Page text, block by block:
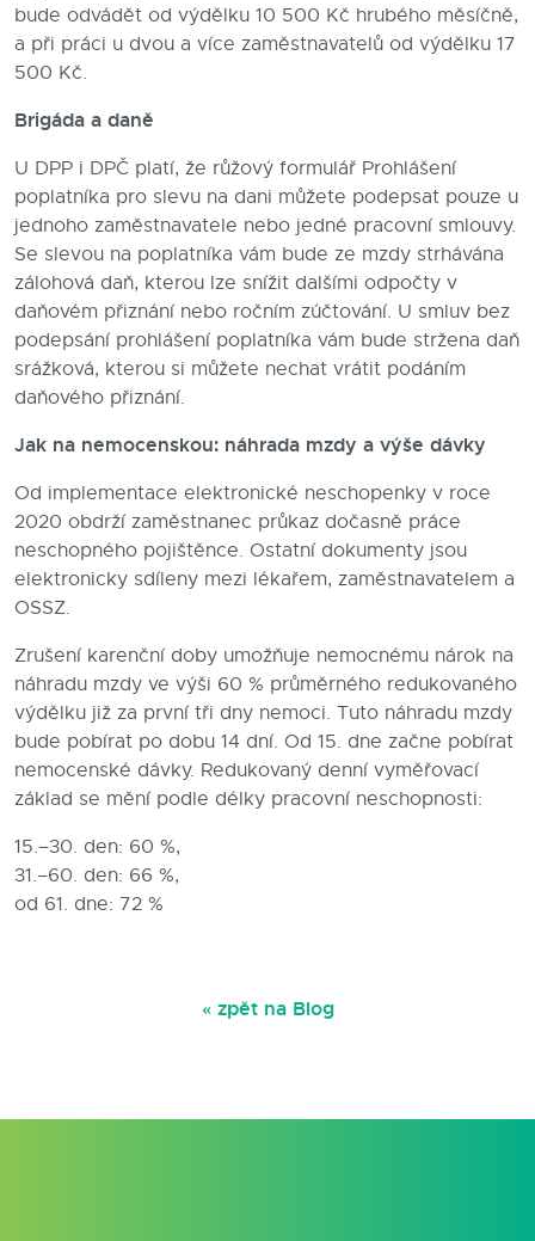
bude odvádět od výdělku 10 500 Kč hrubého měsíčně,
a při práci u dvou a více zaměstnavatelů od výdělku 17
500 Kč.
Brigáda a daně
U DPP i DPČ platí, že růžový formulář Prohlášení
poplatníka pro slevu na dani můžete podepsat pouze u
jednoho zaměstnavatele nebo jedné pracovní smlouvy.
Se slevou na poplatníka vám bude ze mzdy strhávána
zálohová daň, kterou lze snížit dalšími odpočty v
daňovém přiznání nebo ročním zúčtování. U smluv bez
podepsání prohlášení poplatníka vám bude stržena daň
srážková, kterou si můžete nechat vrátit podáním
daňového přiznání.
Jak na nemocenskou: náhrada mzdy a výše dávky
Od implementace elektronické neschopenky v roce
2020 obdrží zaměstnanec průkaz dočasně práce
neschopného pojištěnce. Ostatní dokumenty jsou
elektronicky sdíleny mezi lékařem, zaměstnavatelem a
OSSZ.
Zrušení karenční doby umožňuje nemocnému nárok na
náhradu mzdy ve výši 60 % průměrného redukovaného
výdělku již za první tři dny nemoci. Tuto náhradu mzdy
bude pobírat po dobu 14 dní. Od 15. dne začne pobírat
nemocenské dávky. Redukovaný denní vyměřovací
základ se mění podle délky pracovní neschopnosti:
15.–30. den: 60 %,
31.–60. den: 66 %,
od 61. dne: 72 %
« zpět na Blog